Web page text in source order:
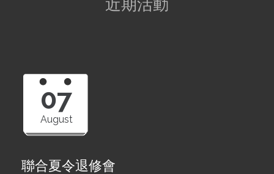
近期活動
07
August
聯合夏令退修會